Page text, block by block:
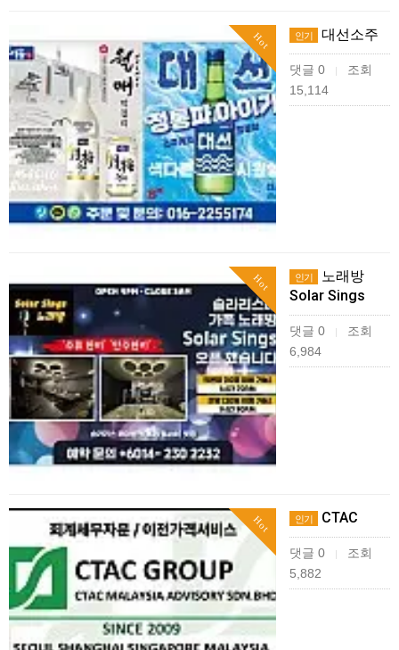
Hot 인기 대선소주
댓글 0 |
조회
15,114
Hot 인기
노래방
Solar Sings
댓글 0 |
조회
6,984
Hot 인기 CTAC
댓글 0 |
조회
5,882